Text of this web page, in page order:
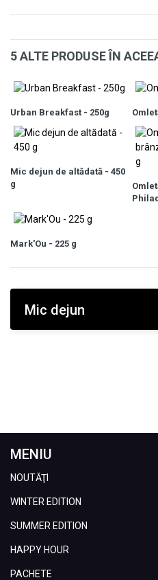
5 ALTE PRODUSE ÎN
Urban Breakfast - 250g
Mic dejun de altădată - 450
g
Mark'Ou - 225 g
Mic dejun
MENIU
NOUTĂŢI
WINTER EDITION
SUMMER EDITION
HAPPY HOUR
PACHETE